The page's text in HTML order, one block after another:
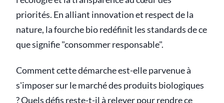
priorités. En alliant innovation et respect de la
nature, la fourche bio redéfinit les standards de ce
que signifie "consommer responsable".
Comment cette démarche est-elle parvenue à
s'imposer sur le marché des produits biologiques
? Quels défis reste-t-il à relever pour rendre ce